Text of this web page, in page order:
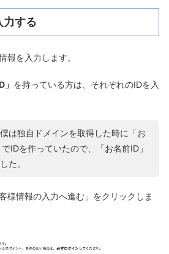
する
報を入力します。
」 を持っている方は、それぞれのIDを入
は独自ドメインを取得した時に「お
IDを作っていたので、「お名前ID」
た。
様情報の入力へ進む」をクリックしま